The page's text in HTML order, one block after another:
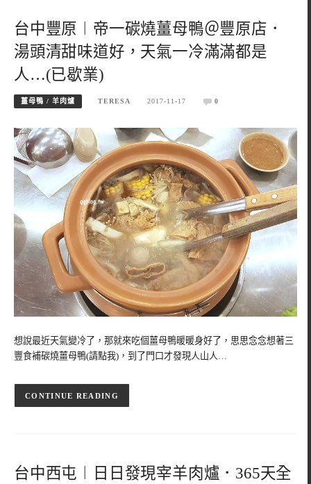
台中豐原︱帝一碳燒薑母鴨＠豐原店．
湯頭清甜味道好，天氣一冷滿滿都是
人…(已歇業)
薑母鴨 / 羊肉爐 TERESA 2017-11-17 0
想說最近天氣變冷了，那就來吃個薑母鴨暖暖身好了，思思念念想著三
豐食補碳燒薑母鴨(請點我)，到了門口才發現人山人…
CONTINUE READING
台中西屯︱日日發現宰羊肉爐．365天全